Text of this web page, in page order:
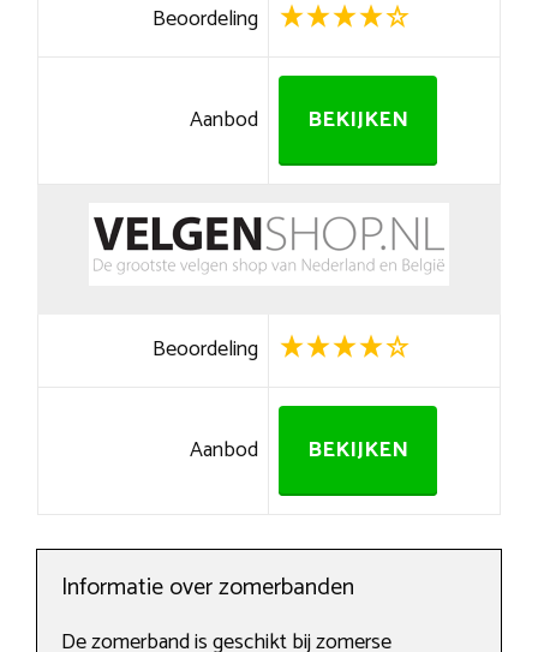
Beoordeling
Aanbod BEKIJKEN
Beoordeling
Aanbod BEKIJKEN
Informatie over zomerbanden
De zomerband is geschikt bij zomerse